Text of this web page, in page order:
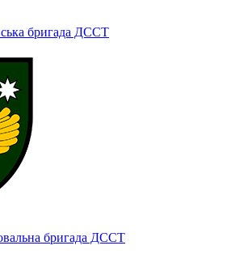
бригада ДССТ
бригада ДССТ